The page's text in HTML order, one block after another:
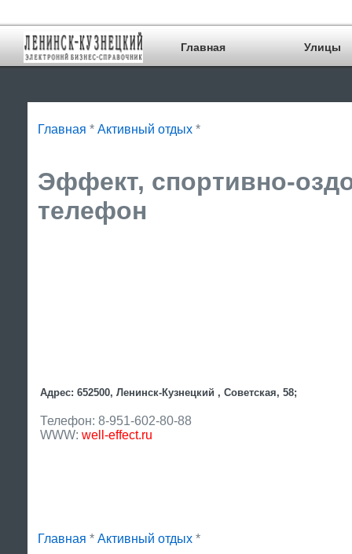
Главная Улицы
Главная * Активный отдых *
Эффект, спортивно-
телефон
Адрес: 652500, Ленинск-Кузнецкий , Советская, 58;
Телефон: 8-951-602-80-88
WWW: well-effect.ru
Главная * Активный отдых *